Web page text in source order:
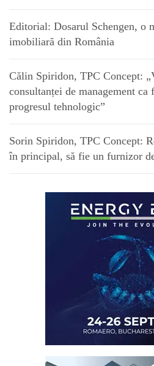
Editorial: Dosarul Schengen, o
imobiliară din România
Călin Spiridon, TPC Concept:
consultanței de management ca
progresul tehnologic”
Sorin Spiridon, TPC Concept:
în principal, să fie un furnizor